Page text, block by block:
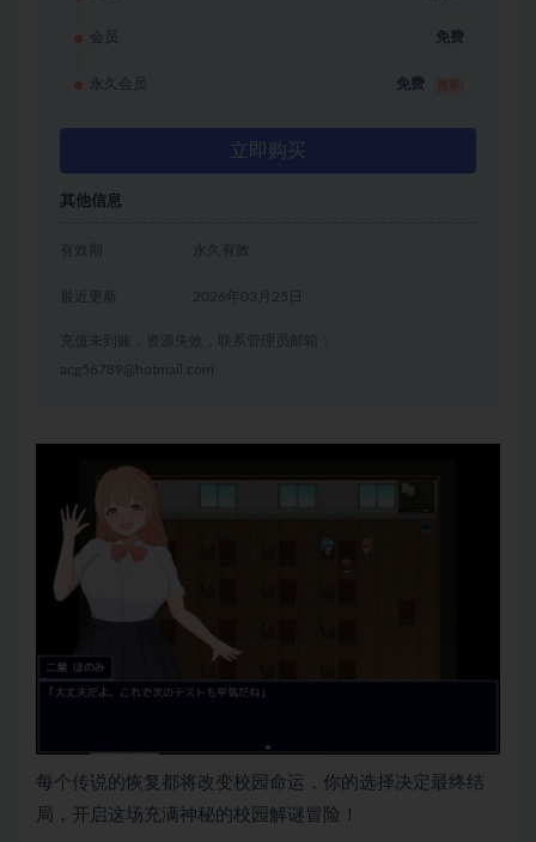
会员 免费
永久会员 免费
立即购买
其他信息
有效期 永久有效
2026年03月25日
充值未到账，资源失效，联系管理员邮箱：
acg56789@hotmail.com
每个传说的恢复都将改变校园命运，你的选择决定最终结
局，开启这场充满神秘的校园解谜冒险！